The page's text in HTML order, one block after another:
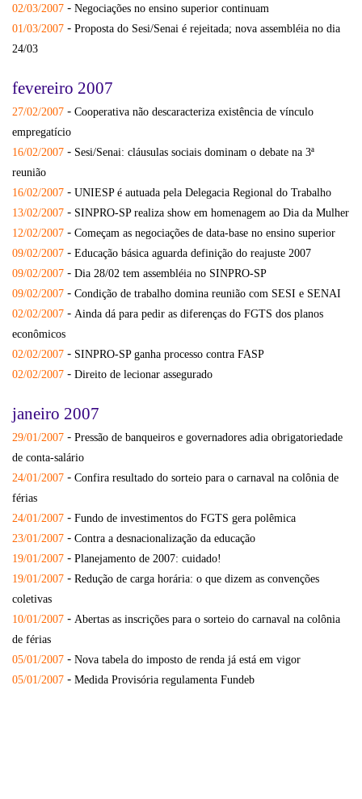
02/03/2007 - Negociações no ensino superior continuam
01/03/2007 - Proposta do Sesi/Senai é rejeitada; nova assembléia no dia
24/03
fevereiro 2007
27/02/2007 - Cooperativa não descaracteriza existência de vínculo
empregatício
16/02/2007 - Sesi/Senai: cláusulas sociais dominam o debate na 3ª
reunião
16/02/2007 - UNIESP é autuada pela Delegacia Regional do Trabalho
13/02/2007 - SINPRO-SP realiza show em homenagem ao Dia da Mulher
12/02/2007 - Começam as negociações de data-base no ensino superior
09/02/2007 - Educação básica aguarda definição do reajuste 2007
09/02/2007 - Dia 28/02 tem assembléia no SINPRO-SP
09/02/2007 - Condição de trabalho domina reunião com SESI e SENAI
02/02/2007 - Ainda dá para pedir as diferenças do FGTS dos planos
econômicos
02/02/2007 - SINPRO-SP ganha processo contra FASP
02/02/2007 - Direito de lecionar assegurado
janeiro 2007
29/01/2007 - Pressão de banqueiros e governadores adia obrigatoriedade
de conta-salário
24/01/2007 - Confira resultado do sorteio para o carnaval na colônia de
férias
24/01/2007 - Fundo de investimentos do FGTS gera polêmica
23/01/2007 - Contra a desnacionalização da educação
19/01/2007 - Planejamento de 2007: cuidado!
19/01/2007 - Redução de carga horária: o que dizem as convenções
coletivas
10/01/2007 - Abertas as inscrições para o sorteio do carnaval na colônia
de férias
05/01/2007 - Nova tabela do imposto de renda já está em vigor
05/01/2007 - Medida Provisória regulamenta Fundeb